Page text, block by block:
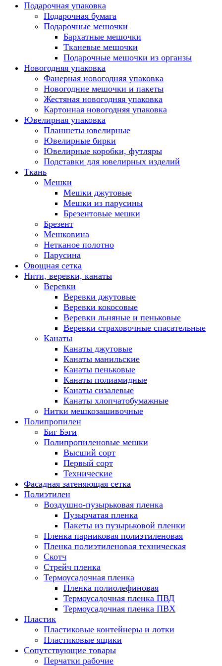
Подарочная упаковка
Подарочная бумага
Подарочные мешочки
Бархатные мешочки
Тканевые мешочки
Подарочные мешочки из органзы
Новогодняя упаковка
Фанерная новогодняя упаковка
Новогодние мешочки и пакеты
Жестяная новогодняя упаковка
Картонная новогодняя упаковка
Ювелирная упаковка
Планшеты ювелирные
Ювелирные бирки
Ювелирные коробки, футляры
Подставки для ювелирных изделий
Ткань
Мешки
Мешки джутовые
Мешки из парусины
Брезентовые мешки
Брезент
Мешковина
Нетканое полотно
Парусина
Овощная сетка
Нити, веревки, канаты
Веревки
Веревки джутовые
Веревки кокосовые
Веревки льняные и пеньковые
Веревки страховочные спасательные
Канаты
Канаты джутовые
Канаты манильские
Канаты пеньковые
Канаты полиамидные
Канаты сизалевые
Канаты хлопчатобумажные
Нитки мешкозашивочные
Полипропилен
Биг Бэги
Полипропиленовые мешки
Высший сорт
Первый сорт
Технические
Фасадная затеняющая сетка
Полиэтилен
Воздушно-пузырьковая пленка
Пузырчатая пленка
Пакеты из пузырьковой пленки
Пленка парниковая полиэтиленовая
Пленка полиэтиленовая техническая
Скотч
Стрейч пленка
Термоусадочная пленка
Пленка полиолефиновая
Термоусадочная пленка ПВД
Термоусадочная пленка ПВХ
Пластик
Пластиковые контейнеры и лотки
Пластиковые ящики
Сопутствующие товары
Перчатки рабочие